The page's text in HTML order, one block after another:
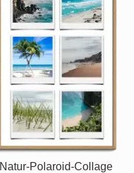
Natur-Polaroid-Collage